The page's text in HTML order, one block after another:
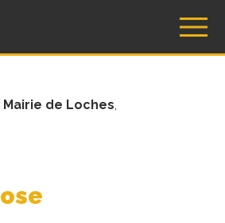
Mairie de Loches,